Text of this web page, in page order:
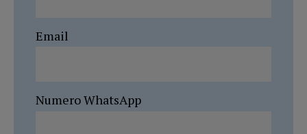
Email
Numero WhatsApp